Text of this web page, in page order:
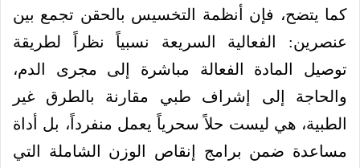
كما يتضح، فإن أنظمة التخسيس بالحقن تجمع بين
عنصرين: الفعالية السريعة نسبياً نظراً لطريقة
توصيل المادة الفعالة مباشرة إلى مجرى الدم،
والحاجة إلى إشراف طبي مقارنة بالطرق غير
الطبية، هي ليست حلاً سحرياً يعمل منفرداً، بل أداة
مساعدة ضمن برامج إنقاص الوزن الشاملة التي